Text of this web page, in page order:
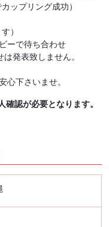
ップリング成功）
）
ーで待ち合わせ
発表致しません。
心下さいませ。
認が必要となります。